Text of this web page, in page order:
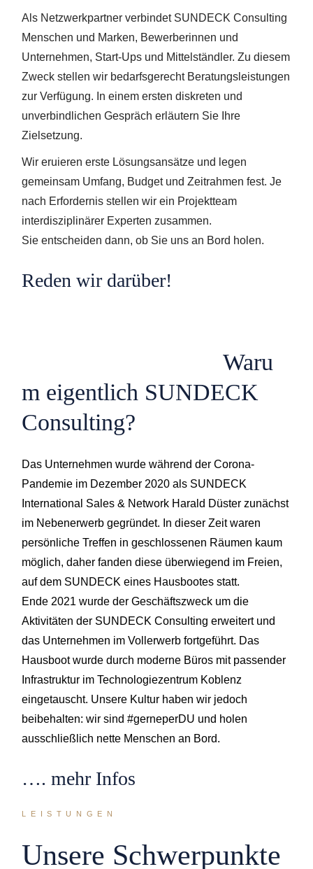
Als Netzwerkpartner verbindet SUNDECK Consulting
Menschen und Marken, Bewerberinnen und
Unternehmen, Start-Ups und Mittelständler. Zu diesem
Zweck stellen wir bedarfsgerecht Beratungsleistungen
zur Verfügung. In einem ersten diskreten und
unverbindlichen Gespräch erläutern Sie Ihre
Zielsetzung.
Wir eruieren erste Lösungsansätze und legen
gemeinsam Umfang, Budget und Zeitrahmen fest. Je
nach Erfordernis stellen wir ein Projektteam
interdisziplinärer Experten zusammen.
Sie entscheiden dann, ob Sie uns an Bord holen.
Reden wir darüber!
Waru
m eigentlich SUNDECK
Consulting?
Das Unternehmen wurde während der Corona-
Pandemie im Dezember 2020 als SUNDECK
International Sales & Network Harald Düster zunächst
im Nebenerwerb gegründet. In dieser Zeit waren
persönliche Treffen in geschlossenen Räumen kaum
möglich, daher fanden diese überwiegend im Freien,
auf dem SUNDECK eines Hausbootes statt.
Ende 2021 wurde der Geschäftszweck um die
Aktivitäten der SUNDECK Consulting erweitert und
das Unternehmen im Vollerwerb fortgeführt. Das
Hausboot wurde durch moderne Büros mit passender
Infrastruktur im Technologiezentrum Koblenz
eingetauscht. Unsere Kultur haben wir jedoch
beibehalten: wir sind #gerneperDU und holen
ausschließlich nette Menschen an Bord.
…. mehr Infos
LEISTUNGEN
Unsere Schwerpunkte